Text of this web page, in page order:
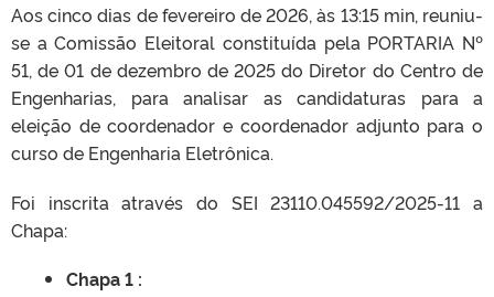
Aos cinco dias de fevereiro de 2026, às 13:15 min, reuniu-
se a Comissão Eleitoral constituída pela PORTARIA Nº
51, de 01 de dezembro de 2025 do Diretor do Centro de
Engenharias, para analisar as candidaturas para a
eleição de coordenador e coordenador adjunto para o
curso de Engenharia Eletrônica.
Foi inscrita através do SEI 23110.045592/2025-11 a
Chapa:
Chapa 1 :